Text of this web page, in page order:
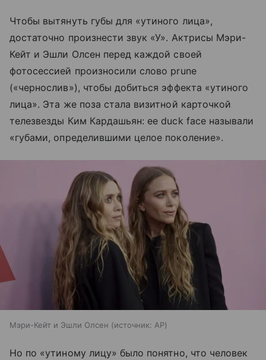
Чтобы вытянуть губы для «утиного лица»,
достаточно произнести звук «У». Актрисы Мэри-
Кейт и Эшли Олсен перед каждой своей
фотосессией произносили слово prune
(«чернослив»), чтобы добиться эффекта «утиного
лица». Эта же поза стала визитной карточкой
телезвезды Ким Кардашьян: ее duck face называли
«губами, определившими целое поколение».
Мэри-Кейт и Эшли Олсен источник: AP
Но по «утиному лицу» было понятно, что человек